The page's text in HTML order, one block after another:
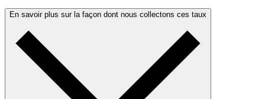
En savoir plus sur la façon dont nous collectons ces taux